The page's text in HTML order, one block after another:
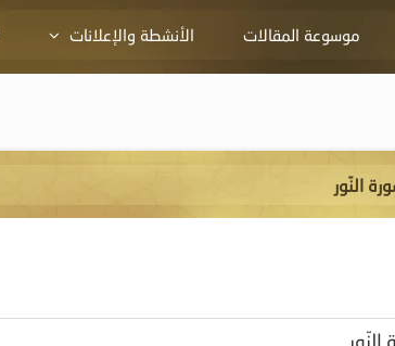
موسوعة المقالات الأنشطة والإعلانات